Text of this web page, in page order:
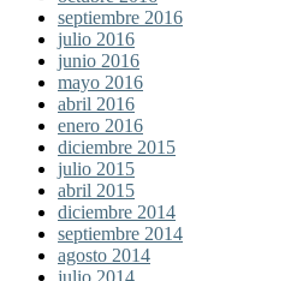
septiembre 2016
julio 2016
junio 2016
mayo 2016
abril 2016
enero 2016
diciembre 2015
julio 2015
abril 2015
diciembre 2014
septiembre 2014
agosto 2014